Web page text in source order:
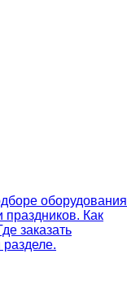
оборудования
праздников. Как
заказать
разделе.